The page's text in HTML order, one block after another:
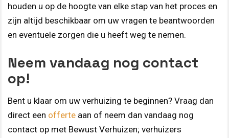
houden u op de hoogte van elke stap van het proces en
zijn altijd beschikbaar om uw vragen te beantwoorden
en eventuele zorgen die u heeft weg te nemen.
Neem vandaag nog contact
op!
Bent u klaar om uw verhuizing te beginnen? Vraag dan
direct een offerte aan of neem dan vandaag nog
contact op met Bewust Verhuizen; verhuizers